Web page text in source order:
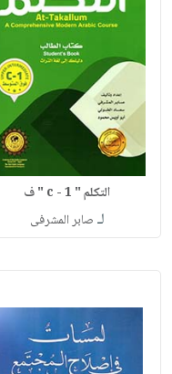
التكلم " c - 1 " ف
لـ صابر المشرفى